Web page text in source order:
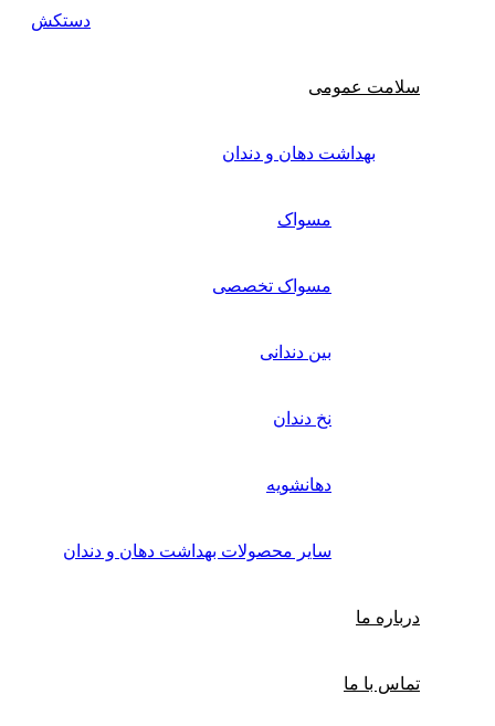
دستکش
سلامت عمومی
بهداشت دهان و دندان
مسواک
مسواک تخصصی
بین دندانی
نخ دندان
دهانشویه
سایر محصولات بهداشت دهان و دندان
درباره ما
تماس با ما